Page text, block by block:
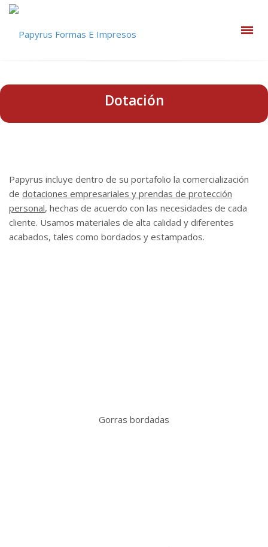
Dotación
Papyrus incluye dentro de su portafolio la comercialización
de dotaciones empresariales y prendas de protección
personal, hechas de acuerdo con las necesidades de cada
cliente. Usamos materiales de alta calidad y diferentes
acabados, tales como bordados y estampados.
Gorras bordadas